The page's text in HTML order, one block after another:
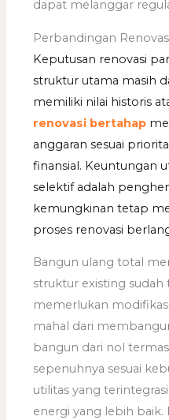
dapat melanggar
Perbandingan
Keputusan renovasi
struktur utama masih
memiliki nilai historis
renovasi bertahap
anggaran sesuai
finansial. Keuntungan
selektif adalah
kemungkinan tetap
proses renovasi
Bangun ulang total
struktur existing sudah
memerlukan
mahal dari
bangun dari nol
sepenuhnya sesuai
utilitas yang
energi yang lebih baik.